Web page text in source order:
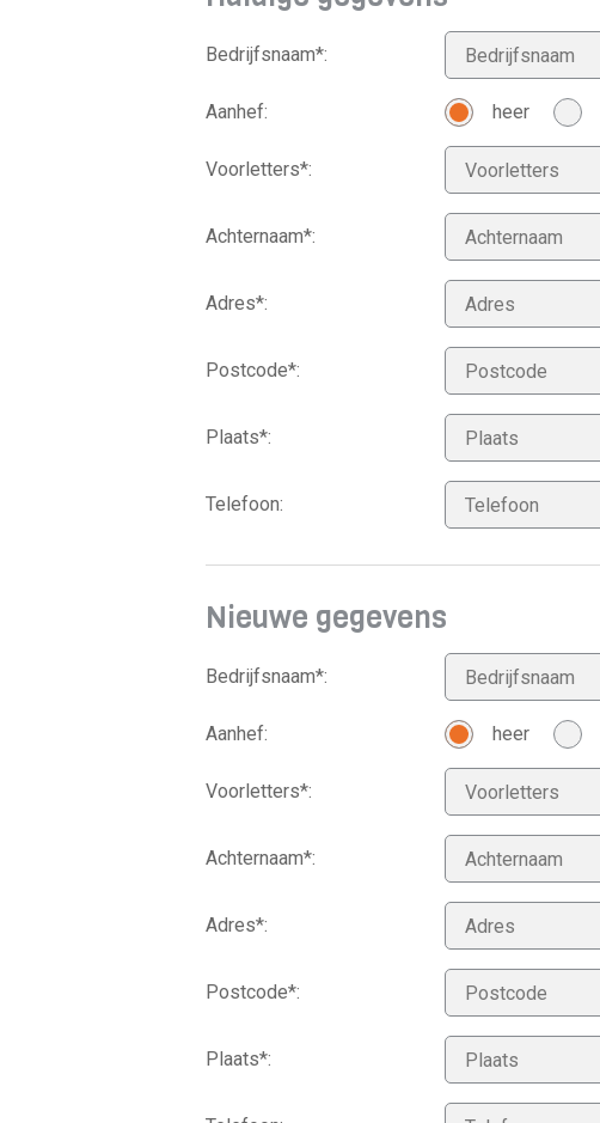
Bedrijfsnaam*:
Aanhef: heer
Voorletters*:
Achternaam*:
Adres*:
Postcode*:
Plaats*:
Telefoon:
Nieuwe gegevens
Bedrijfsnaam*:
Aanhef: heer
Voorletters*:
Achternaam*:
Adres*:
Postcode*:
Plaats*: